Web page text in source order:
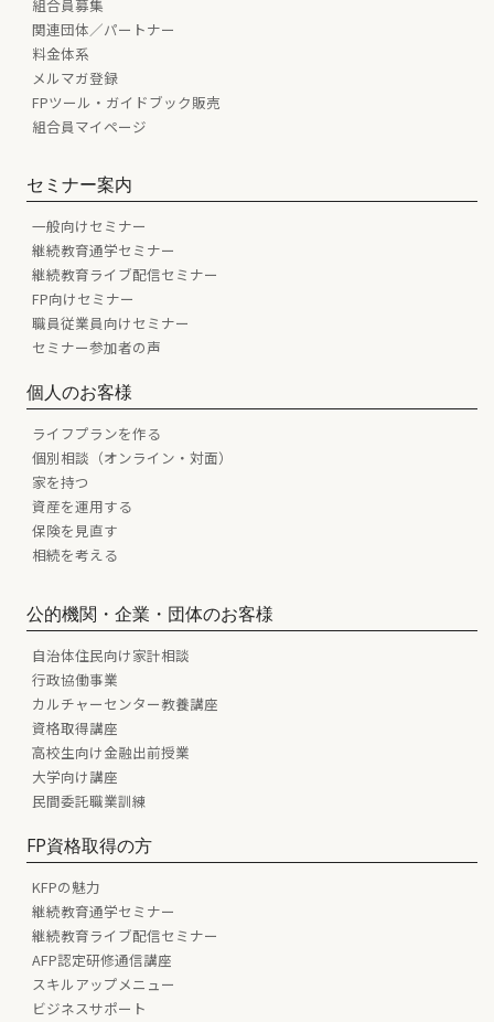
組合員募集
関連団体／パートナー
料金体系
メルマガ登録
FPツール・ガイドブック販売
組合員マイページ
セミナー案内
一般向けセミナー
継続教育通学セミナー
継続教育ライブ配信セミナー
FP向けセミナー
職員従業員向けセミナー
セミナー参加者の声
個人のお客様
ライフプランを作る
個別相談（オンライン・対面）
家を持つ
資産を運用する
保険を見直す
相続を考える
公的機関・企業・団体のお客様
自治体住民向け家計相談
行政協働事業
カルチャーセンター教養講座
資格取得講座
高校生向け金融出前授業
大学向け講座
民間委託職業訓練
FP資格取得の方
KFPの魅力
継続教育通学セミナー
継続教育ライブ配信セミナー
AFP認定研修通信講座
スキルアップメニュー
ビジネスサポート